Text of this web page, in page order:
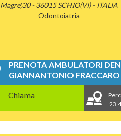
Magre',30 - 36015 SCHIO(VI) - ITALIA
Odontoiatria
PRENOTA AMBULATORI
GIANNANTONIO FRACCARO
Chiama